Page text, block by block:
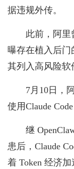
据违规外传。
此前，阿里
曝存在植入后
其列入高风险软
7月10日，
使用Claude
继
患后，Claude
着 Token 经济